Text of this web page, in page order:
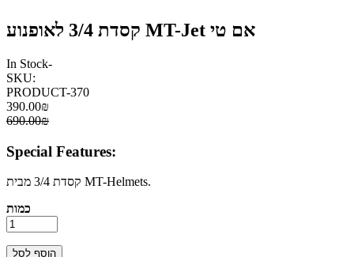
קסדת 3/4 לאופנוע MT-Jet אם טי
In Stock-
SKU:
PRODUCT-370
390.00₪
690.00₪
Special Features:
קסדת 3/4 מבית MT-Helmets.
כמות